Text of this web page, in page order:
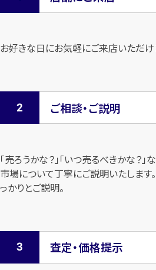
お好きな日にお気軽にご来店いただけ
ご相談・ご説明
「売ろうかな？」「いつ売るべきかな？
市場について丁寧にご説明いたします
っかりとご説明。
査定・価格提示